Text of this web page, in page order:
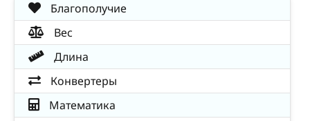
Благополучие
Вес
Длина
Конвертеры
Математика